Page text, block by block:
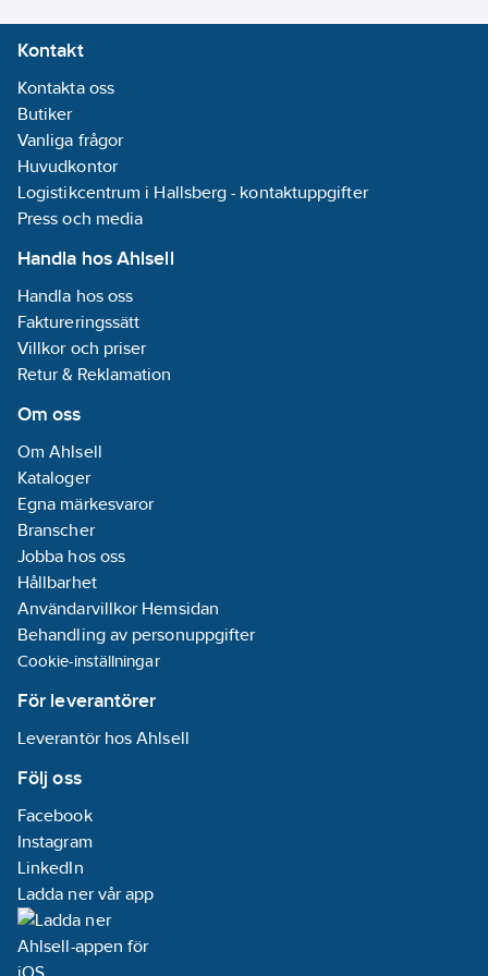
Kontakt
Kontakta oss
Butiker
Vanliga frågor
Huvudkontor
Logistikcentrum i Hallsberg - kontaktuppgifter
Press och media
Handla hos Ahlsell
Handla hos oss
Faktureringssätt
Villkor och priser
Retur & Reklamation
Om oss
Om Ahlsell
Kataloger
Egna märkesvaror
Branscher
Jobba hos oss
Hållbarhet
Användarvillkor Hemsidan
Behandling av personuppgifter
Cookie-inställningar
För leverantörer
Leverantör hos Ahlsell
Följ oss
Facebook
Instagram
LinkedIn
Ladda ner vår app